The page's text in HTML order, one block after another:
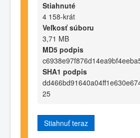
Stiahnuté
4 158-krát
Veľkosť súboru
3,71 MB
MD5 podpis
SHA1 podpis
25
Stiahnuť teraz